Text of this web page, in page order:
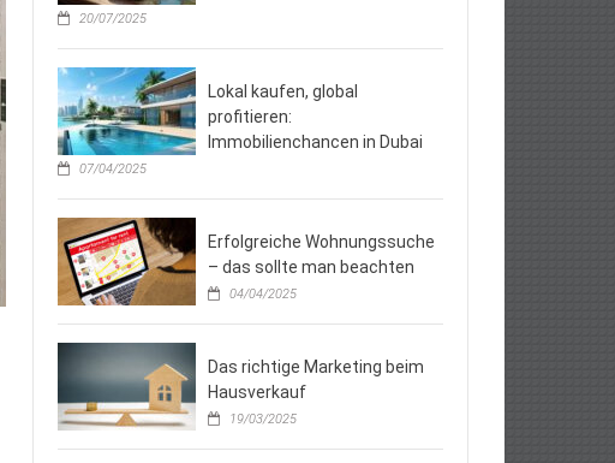
20/07/2025
Lokal kaufen, global
profitieren:
Immobilienchancen in Dubai
07/04/2025
Erfolgreiche Wohnungssuche
– das sollte man beachten
04/04/2025
Das richtige Marketing beim
Hausverkauf
19/03/2025